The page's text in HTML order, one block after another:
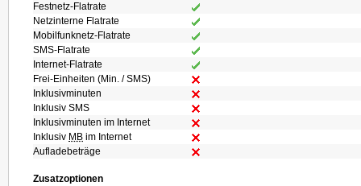
Festnetz-Flatrate
Netzinterne Flatrate
Mobilfunknetz-Flatrate
SMS-Flatrate
Internet-Flatrate
Frei-Einheiten (Min. / SMS)
Inklusivminuten
Inklusiv SMS
Inklusivminuten im Internet
Inklusiv MB im Internet
Aufladebeträge
Zusatzoptionen